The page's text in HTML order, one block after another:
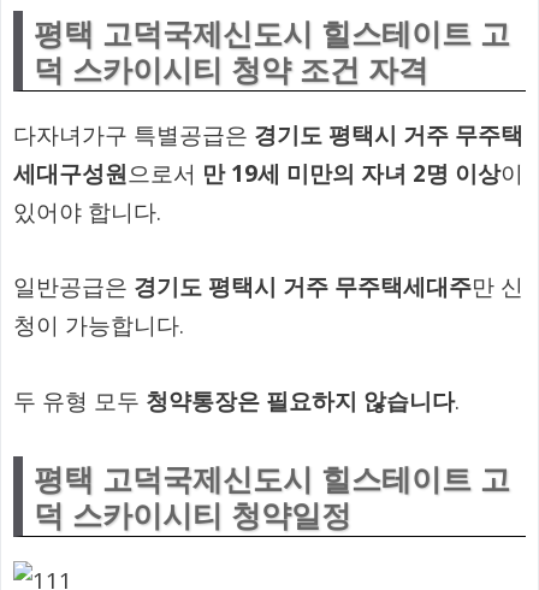
평택 고덕국제신도시 힐스테이트 고
덕 스카이시티 청약 조건 자격
다자녀가구 특별공급은 경기도 평택시 거주 무주택
세대구성원으로서 만 19세 미만의 자녀 2명 이상이
있어야 합니다.
일반공급은 경기도 평택시 거주 무주택세대주만 신
청이 가능합니다.
두 유형 모두 청약통장은 필요하지 않습니다.
평택 고덕국제신도시 힐스테이트 고
덕 스카이시티 청약일정